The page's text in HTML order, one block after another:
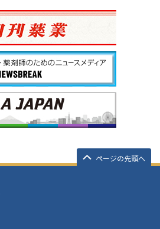
ページの先頭へ